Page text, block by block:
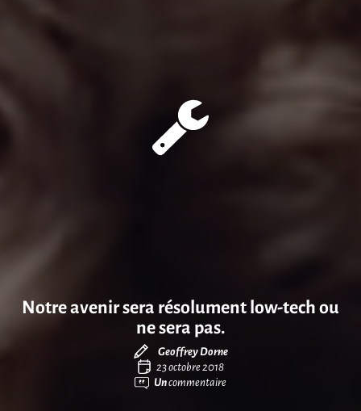
Notre avenir sera résolument low-tech ou
ne sera pas.
Geoffrey Dorne
23 octobre 2018
Uncommentaire